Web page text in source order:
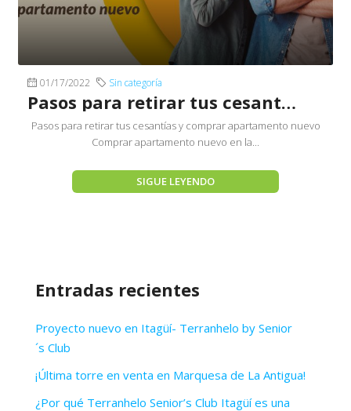
01/17/2022 Sin categoría
Pasos para retirar tus cesantías y comprar apartamento nuevo
Pasos para retirar tus cesantías y comprar apartamento nuevo
Comprar apartamento nuevo en la...
SIGUE LEYENDO
Entradas recientes
Proyecto nuevo en Itagüí- Terranhelo by Senior
´s Club
¡Última torre en venta en Marquesa de La Antigua!
¿Por qué Terranhelo Senior’s Club Itagüí es una